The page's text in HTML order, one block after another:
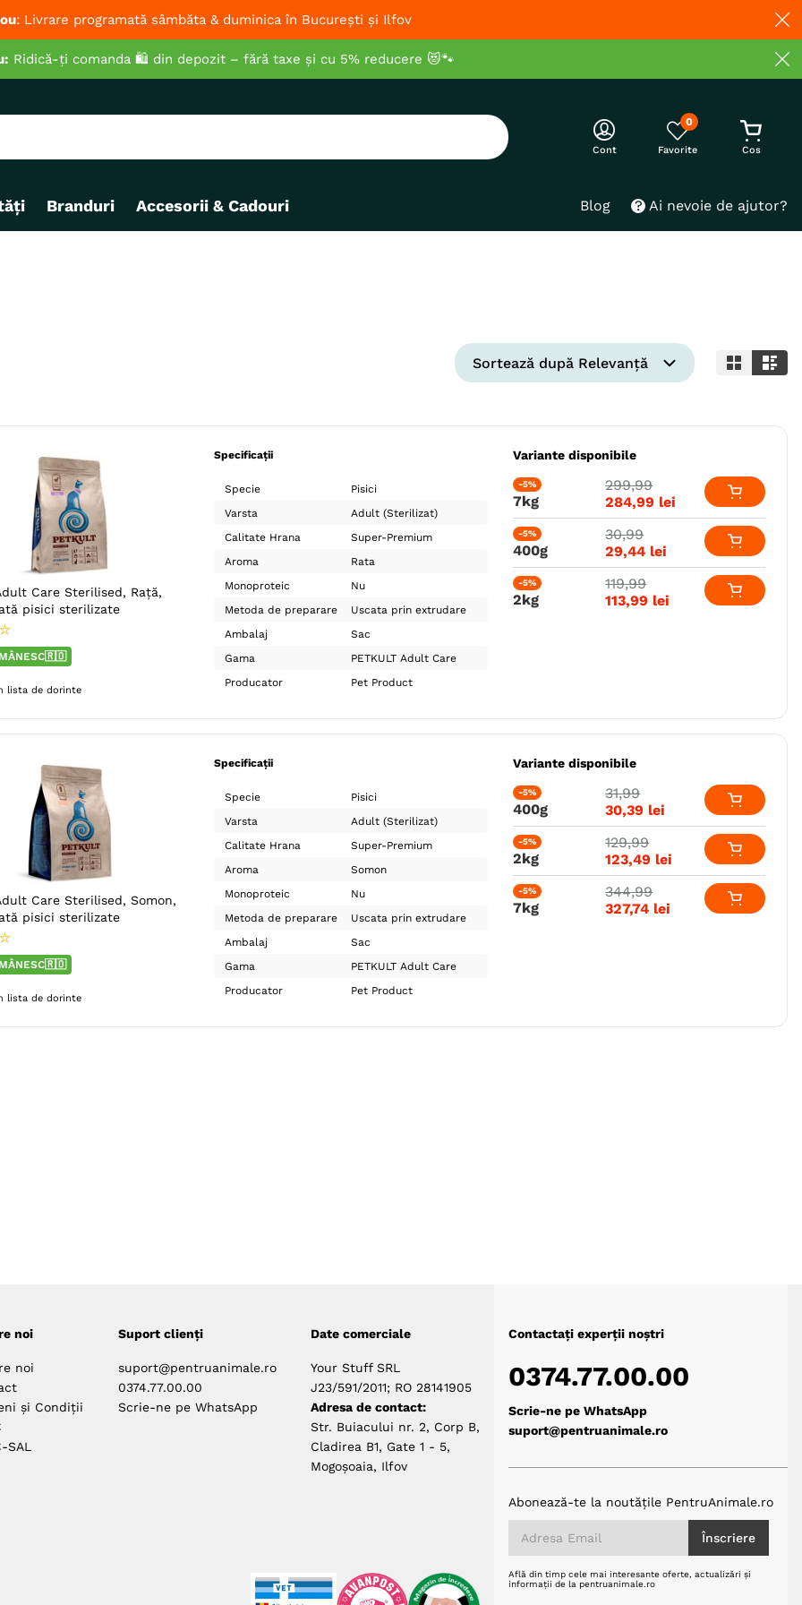
: Livrare programată sâmbăta & duminica în București și Ilfov
Ridică-ți comanda 🛍️ din depozit – fără taxe și cu 5% reducere 😻🐾
Cont
0
Branduri Accesorii & Cadouri Blog Ai nevoie de ajutor?
Sortează după Relevanță
Care Sterilised, Rață,
pisici sterilizate
☆
lista de dorinte
Specificații
Specie
Pisici
Varsta
Adult (Sterilizat)
Calitate Hrana
Super-Premium
Aroma
Rata
Monoproteic
Nu
Metoda de preparare
Uscata prin extrudare
Ambalaj
Sac
Gama
PETKULT Adult Care
Producator
Pet Product
Variante disponibile
-5%
7kg
299,99
284,99 lei
-5%
400g
30,99
29,44 lei
-5%
2kg
119,99
113,99 lei
Care Sterilised, Somon,
pisici sterilizate
☆
lista de dorinte
Specificații
Specie
Pisici
Varsta
Adult (Sterilizat)
Calitate Hrana
Super-Premium
Aroma
Somon
Monoproteic
Nu
Metoda de preparare
Uscata prin extrudare
Ambalaj
Sac
Gama
PETKULT Adult Care
Producator
Pet Product
Variante disponibile
-5%
400g
31,99
30,39 lei
-5%
2kg
129,99
123,49 lei
-5%
7kg
344,99
327,74 lei
noi
noi
și Condiții
SAL
Suport clienți
suport@pentruanimale.ro
0374.77.00.00
Scrie-ne pe WhatsApp
Date comerciale
Your Stuff SRL
J23/591/2011; RO 28141905
Adresa de contact:
Str. Buiacului nr. 2, Corp B,
Cladirea B1, Gate 1 - 5,
Mogoșoaia, Ilfov
Contactați experții noștri
0374.77.00.00
Scrie-ne pe WhatsApp
suport@pentruanimale.ro
Abonează-te la noutățile PentruAnimale.ro
Înscriere
Află din timp cele mai interesante oferte, actualizări și
informații de la pentruanimale.ro